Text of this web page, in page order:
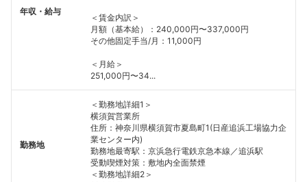
年収・給与
＜賃金内訳＞
月額（基本給）：240,000円〜337,000円
その他固定手当/月：11,000円
＜月給＞
251,000円〜34...
勤務地
＜勤務地詳細1＞
横須賀営業所
住所：神奈川県横須賀市夏島町1(日産追浜工場協力企
業センター内)
勤務地最寄駅：京浜急行電鉄京急本線／追浜駅
受動喫煙対策：敷地内全面禁煙
＜勤務地詳細2＞